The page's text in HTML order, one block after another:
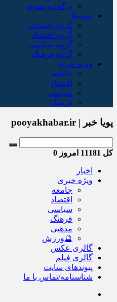
برگه دو ستونه
پیوندها
گروه اجتماعی
گروه اقتصاد
گروه سیاسی
گروه فرهنگ
ویژه خبری
جامعه
اقتصاد
سیاسی
فرهنگ
پویا خبر | pooyakhabar.ir
کل امروز 0
اخبار
ویژه خبری
جامعه
اقتصاد
سیاسی
فرهنگ
مذهبی
🔮ورزش
گالری عکس
گالری فیلم
پیوندهای سایت
شناسنامه/تماس با ما